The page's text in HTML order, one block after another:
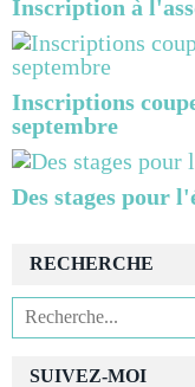
Inscription à
Inscriptions
septembre
Des stages pour
SUIVEZ-MOI
RECHERCHE